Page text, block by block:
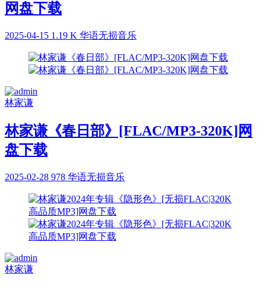
网盘下载
2025-04-15 1.19 K 华语无损音乐
林家谦
林家谦《春日部》[FLAC/MP3-320K]网
盘下载
2025-02-28 978 华语无损音乐
林家谦